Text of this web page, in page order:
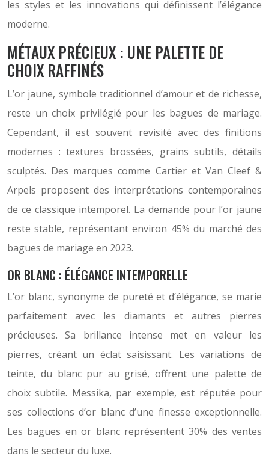
les styles et les innovations qui définissent l’élégance
moderne.
MÉTAUX PRÉCIEUX : UNE PALETTE DE
CHOIX RAFFINÉS
L’or jaune, symbole traditionnel d’amour et de richesse,
reste un choix privilégié pour les bagues de mariage.
Cependant, il est souvent revisité avec des finitions
modernes : textures brossées, grains subtils, détails
sculptés. Des marques comme Cartier et Van Cleef &
Arpels proposent des interprétations contemporaines
de ce classique intemporel. La demande pour l’or jaune
reste stable, représentant environ 45% du marché des
bagues de mariage en 2023.
OR BLANC : ÉLÉGANCE INTEMPORELLE
L’or blanc, synonyme de pureté et d’élégance, se marie
parfaitement avec les diamants et autres pierres
précieuses. Sa brillance intense met en valeur les
pierres, créant un éclat saisissant. Les variations de
teinte, du blanc pur au grisé, offrent une palette de
choix subtile. Messika, par exemple, est réputée pour
ses collections d’or blanc d’une finesse exceptionnelle.
Les bagues en or blanc représentent 30% des ventes
dans le secteur du luxe.